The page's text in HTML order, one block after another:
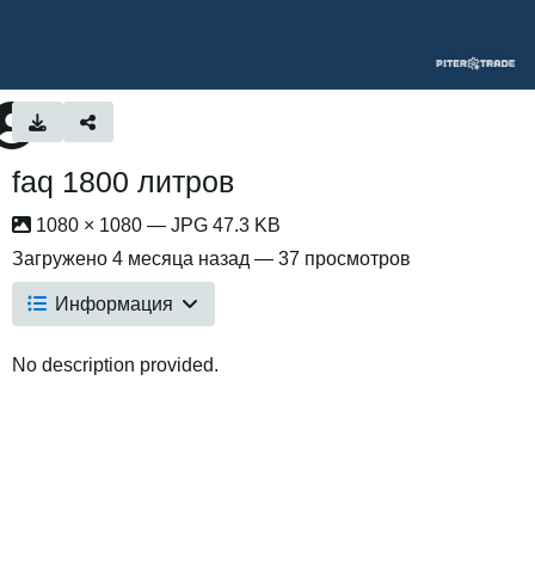
faq 1800 литров
1080 × 1080 — JPG 47.3 KB
Загружено 4 месяца назад — 37 просмотров
Информация
No description provided.